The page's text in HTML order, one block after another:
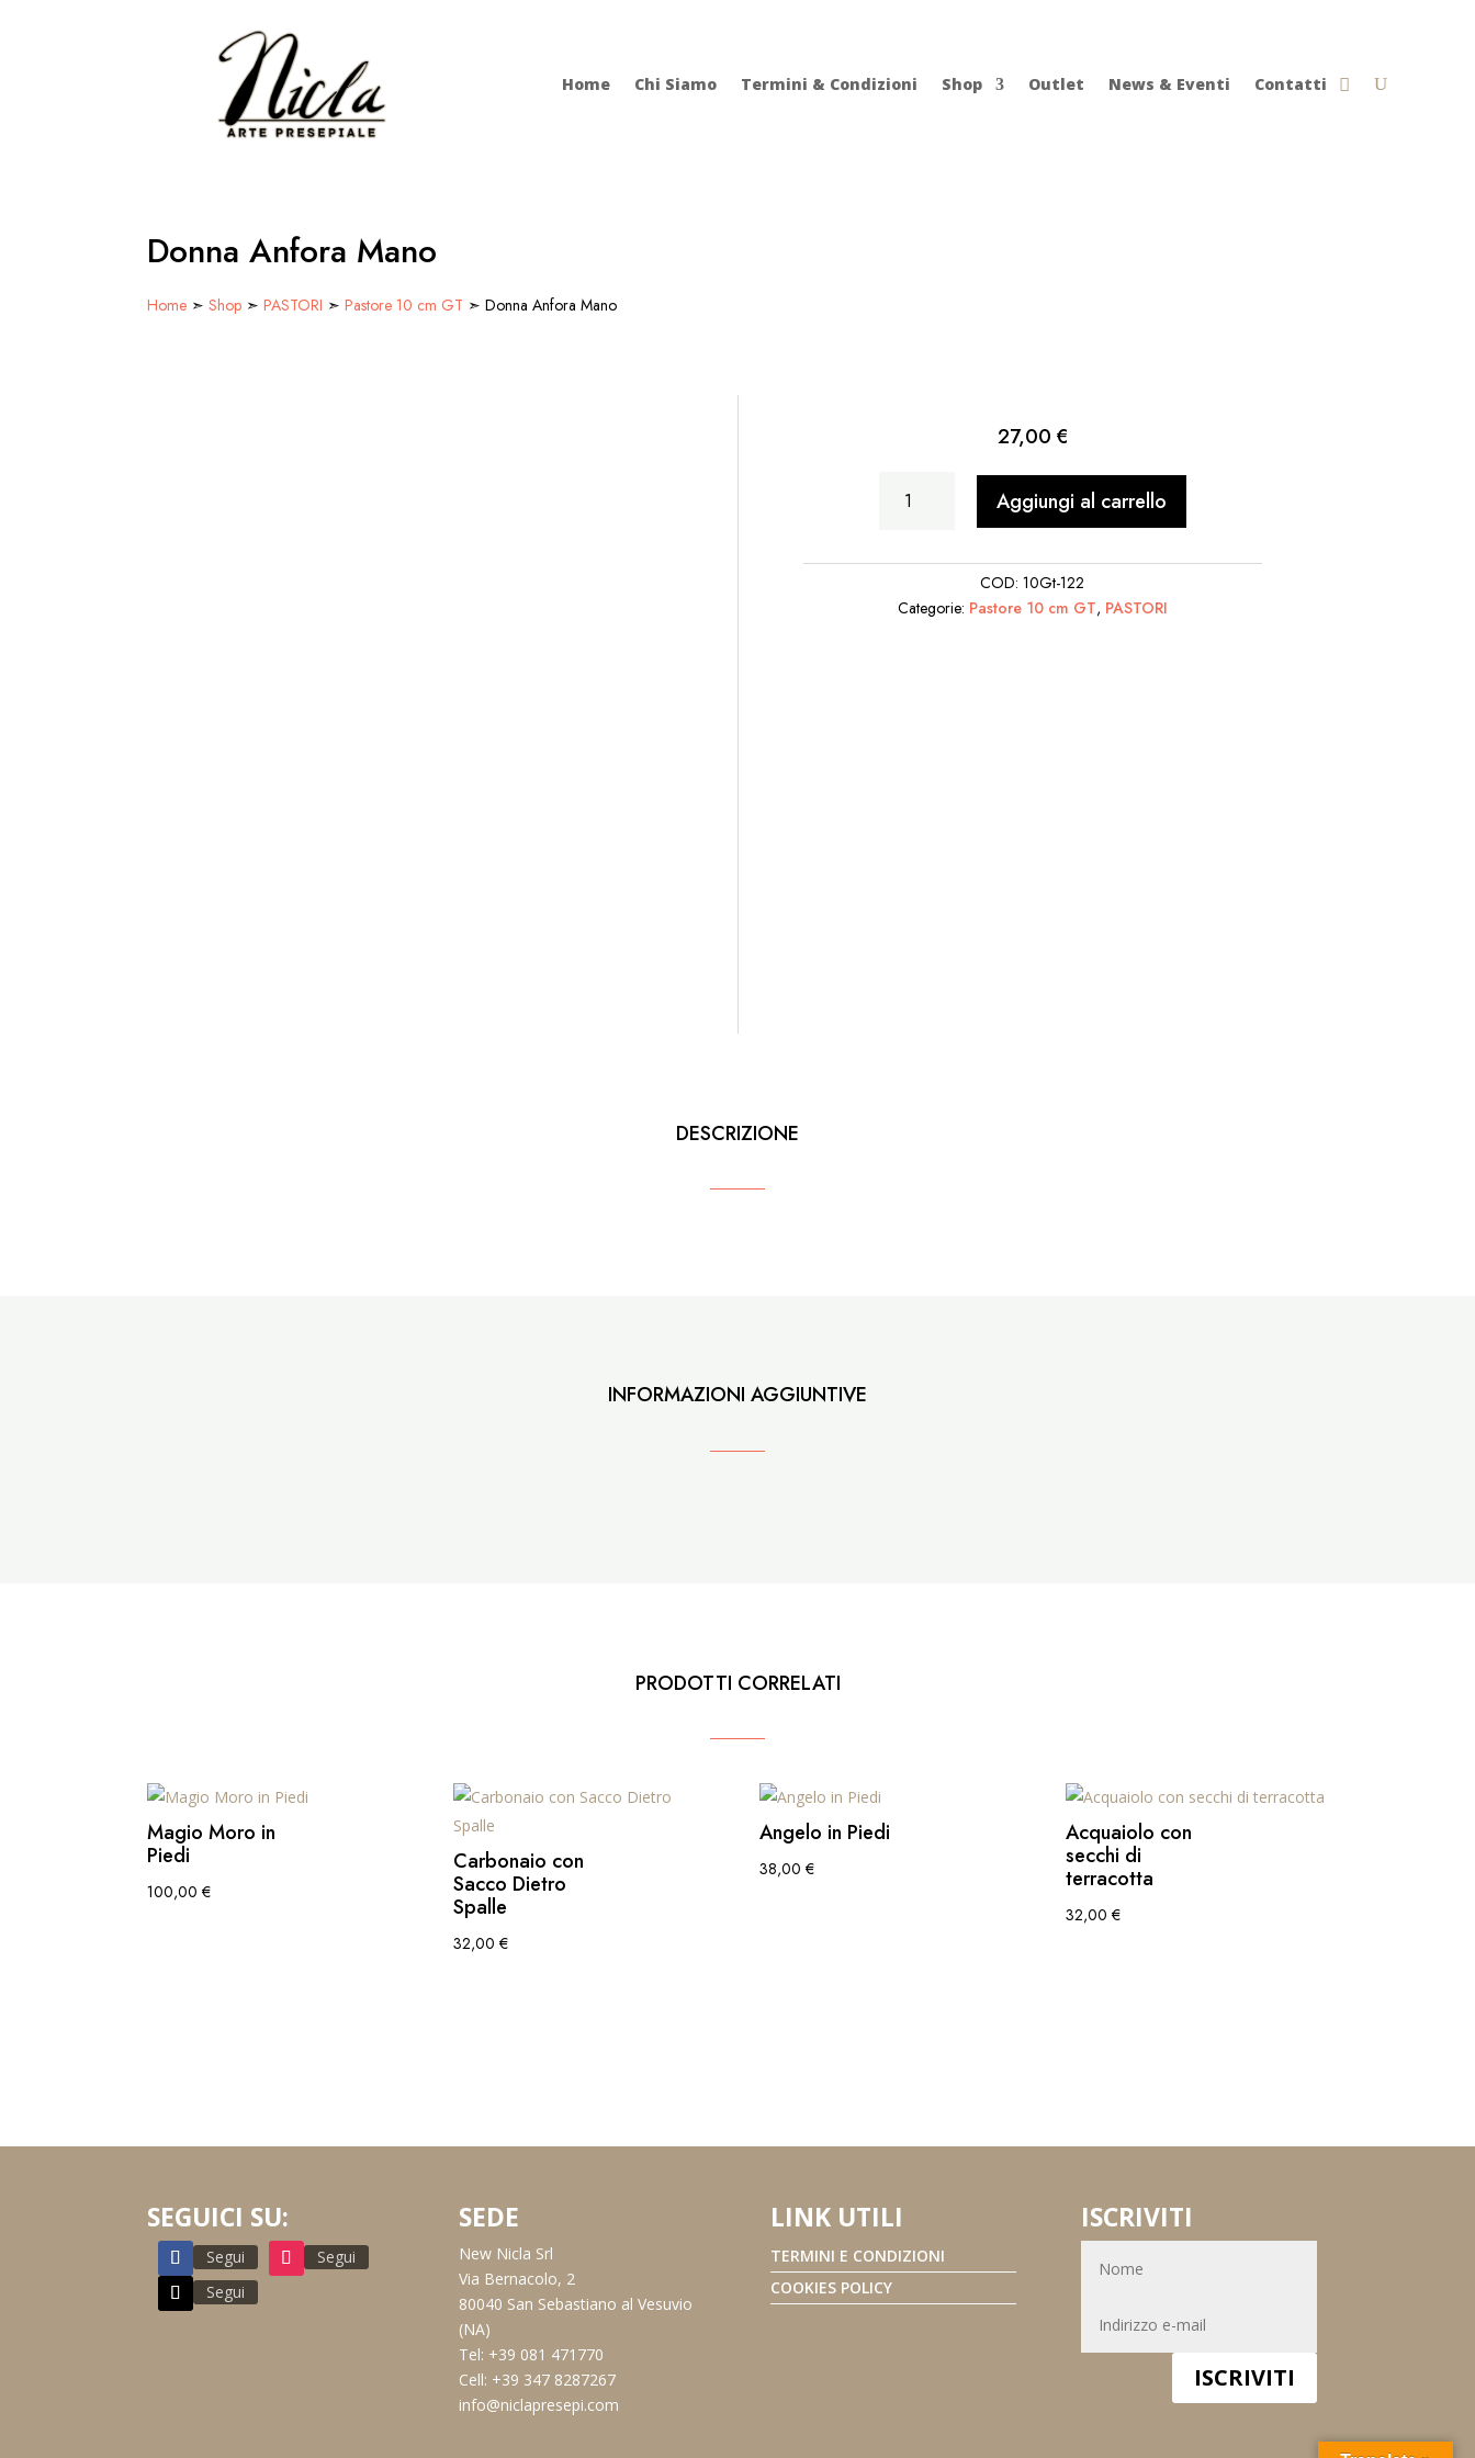
Home Chi Siamo Termini & Condizioni Shop Outlet News & Eventi Contatti
Donna Anfora Mano
Home ➣Shop ➣PASTORI ➣Pastore 10 cm GT ➣ Donna Anfora Mano
27,00 €
Anfora
quantità
Aggiungi al carrello
COD:10Gt-122
Categorie: Pastore 10 cm GT, PASTORI
DESCRIZIONE
INFORMAZIONI AGGIUNTIVE
PRODOTTI CORRELATI
Magio Moro in
Piedi
100,00€
Carbonaio con
Sacco Dietro
Spalle
32,00€
Angelo in Piedi
38,00€
Acquaiolo con
secchi di
terracotta
32,00€
SEGUICI SU:
Segui
Segui
Segui
SEDE
New Nicla Srl
Via Bernacolo, 2
80040 San Sebastiano al Vesuvio
(NA)
Tel: +39 081 471770
Cell: +39 347 8287267
info@niclapresepi.com
LINK UTILI
TERMINI E CONDIZIONI
COOKIES POLICY
ISCRIVITI
ISCRIVITI